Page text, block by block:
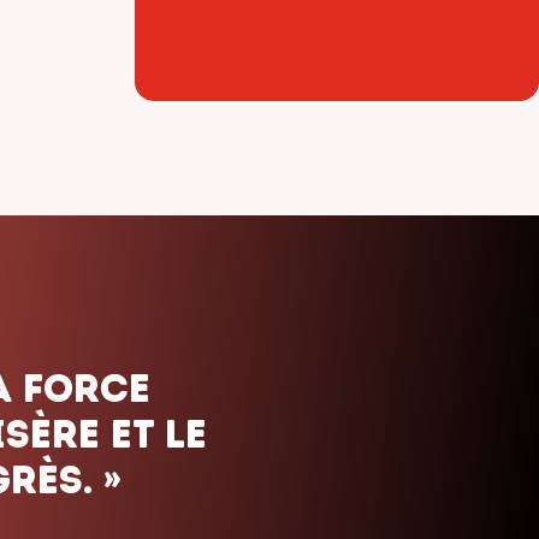
Nous
que
le